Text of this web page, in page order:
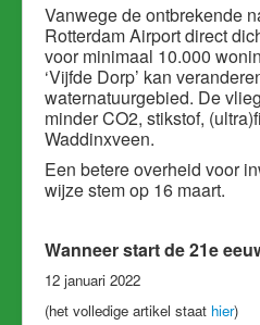
Vanwege de ontbrekende
Rotterdam Airport direct
voor minimaal 10.000
‘Vijfde Dorp’ kan
waternatuurgebied. De
minder CO2, stikstof,
Waddinxveen.
Een betere overheid voor
wijze stem op 16 maart.
Wanneer start de 21e
12 januari 2022
(het volledige artikel staat hier)